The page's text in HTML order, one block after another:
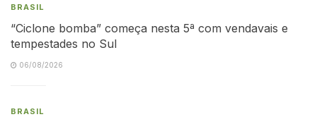
BRASIL
“Ciclone bomba” começa nesta 5ª com vendavais e
tempestades no Sul
06/08/2026
BRASIL